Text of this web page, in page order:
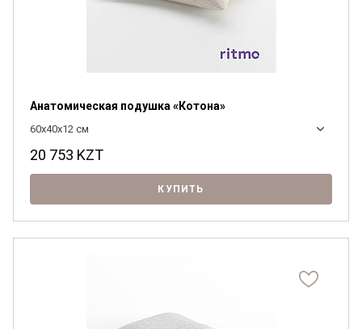
Анатомическая подушка «Котона»
60x40x12 см
20 753 KZT
КУПИТЬ